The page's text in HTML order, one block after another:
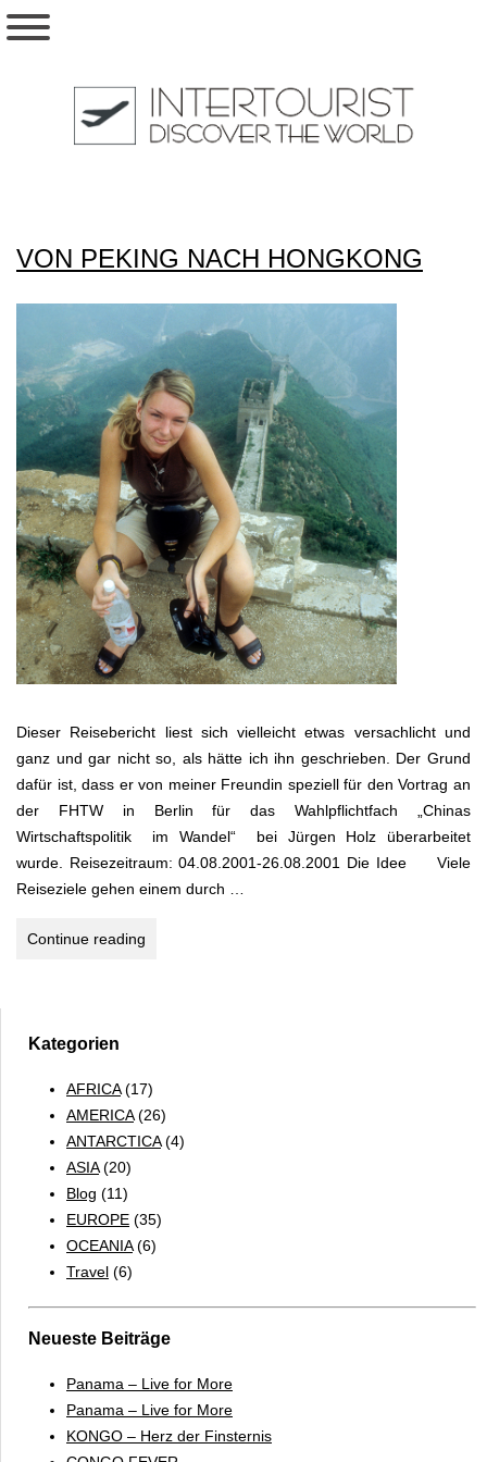
VON PEKING NACH HONGKONG
Dieser Reisebericht liest sich vielleicht etwas versachlicht und
ganz und gar nicht so, als hätte ich ihn geschrieben. Der Grund
dafür ist, dass er von meiner Freundin speziell für den Vortrag an
der FHTW in Berlin für das Wahlpflichtfach „Chinas
Wirtschaftspolitik im Wandel“ bei Jürgen Holz überarbeitet
wurde. Reisezeitraum: 04.08.2001-26.08.2001 Die Idee Viele
Reiseziele gehen einem durch …
Continue reading
Kategorien
AFRICA(17)
AMERICA(26)
ANTARCTICA(4)
ASIA(20)
Blog (11)
EUROPE (35)
OCEANIA(6)
Travel (6)
Neueste Beiträge
Panama – Live for More
Panama – Live for More
KONGO – Herz der Finsternis